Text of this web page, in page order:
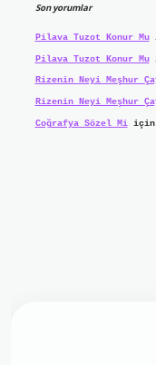
Son yorumlar
Pilava Tuzot Konur Mu
Pilava Tuzot Konur Mu
Rizenin Neyi Meşhur
Rizenin Neyi Meşhur
Coğrafya Sözel Miiçin